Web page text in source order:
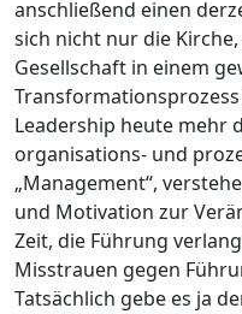
anschließend einen
sich nicht nur die
Gesellschaft in einem
Leadership heute mehr
organisations- und
„Management“,
und Motivation zur
Zeit, die Führung
Misstrauen gegen
Tatsächlich gebe es ja